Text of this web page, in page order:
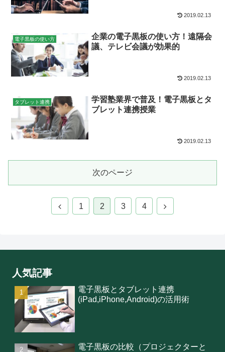
2019.02.13
電子黒板の使い方
企業の電子黒板の使い方！遠隔会
議、テレビ会議が効果的
2019.02.13
タブレット連携
学習塾業界で普及！電子黒板とタ
ブレット連携授業
2019.02.13
次のページ
1 2 3 4
人気記事
電子黒板とタブレット連携
(iPad,iPhone,Android)の活用術
電子黒板の比較（プロジェクターと